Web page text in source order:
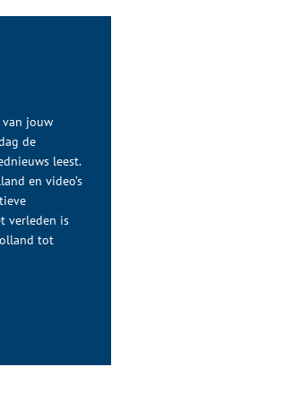
van jouw
de
leest.
en video’s
verleden is
tot